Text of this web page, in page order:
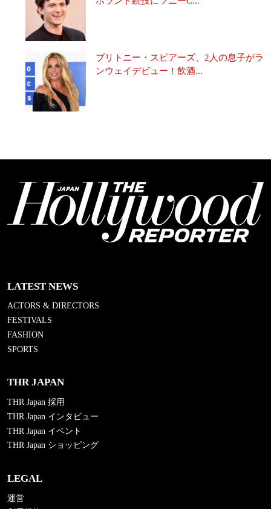
ブリトニー・スピアーズ、2人の息子がラ
ンウェイデビュー！飲酒...
LATEST NEWS
ACTORS & DIRECTORS
FESTIVALS
FASHION
SPORTS
THR JAPAN
THR Japan 採用
THR Japan インタビュー
THR Japan イベント
THR Japan ショッピング
LEGAL
運営